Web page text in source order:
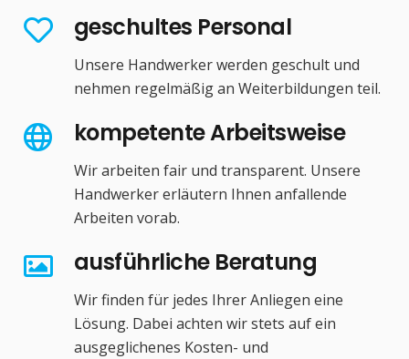
geschultes Personal
Unsere Handwerker werden geschult und
nehmen regelmäßig an Weiterbildungen teil.
kompetente Arbeitsweise
Wir arbeiten fair und transparent. Unsere
Handwerker erläutern Ihnen anfallende
Arbeiten vorab.
ausführliche Beratung
Wir finden für jedes Ihrer Anliegen eine
Lösung. Dabei achten wir stets auf ein
ausgeglichenes Kosten- und